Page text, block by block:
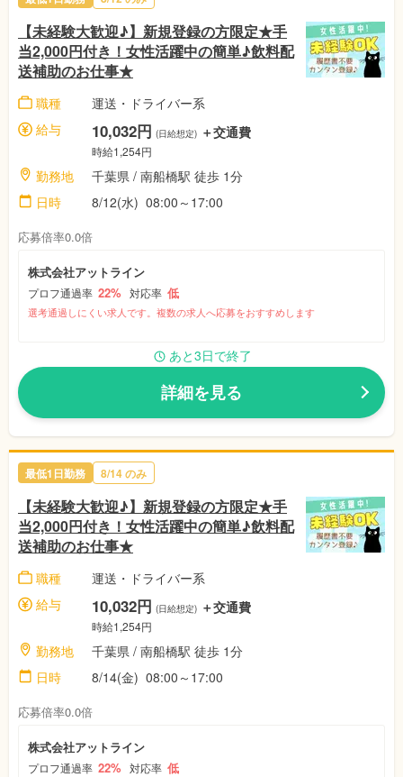
【未経験大歓迎♪】新規登録の方限定★手
当2,000円付き！女性活躍中の簡単♪飲料配
送補助のお仕事★
職種
運送・ドライバー系
給与
10,032円 (日給想定) ＋交通費
時給1,254円
勤務地
千葉県 / 南船橋駅 徒歩 1分
日時
8/12(水) 08:00～17:00
応募倍率0.0倍
株式会社アットライン
プロフ通過率 22% 対応率 低
選考通過しにくい求人です。複数の求人へ応募をおすすめします
あと3日で終了
詳細を見る
最低1日勤務 8/14 のみ
【未経験大歓迎♪】新規登録の方限定★手
当2,000円付き！女性活躍中の簡単♪飲料配
送補助のお仕事★
職種
運送・ドライバー系
給与
10,032円 (日給想定) ＋交通費
時給1,254円
勤務地
千葉県 / 南船橋駅 徒歩 1分
日時
8/14(金) 08:00～17:00
応募倍率0.0倍
株式会社アットライン
プロフ通過率 22% 対応率 低